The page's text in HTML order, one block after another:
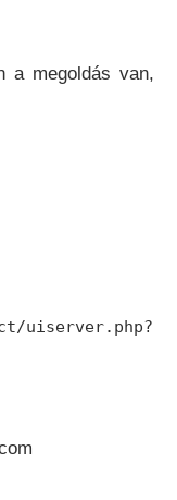
a megoldás van,
uiserver.php?